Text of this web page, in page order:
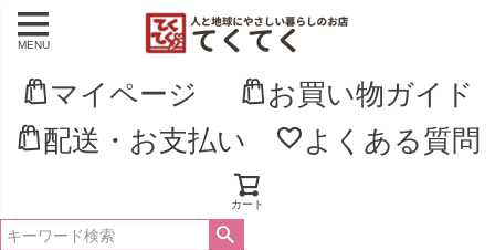
MENU
マイページ
お買い物ガイド
配送・お支払い
よくある質問
カート
新着順
登録順
価格が高い順
優先度順